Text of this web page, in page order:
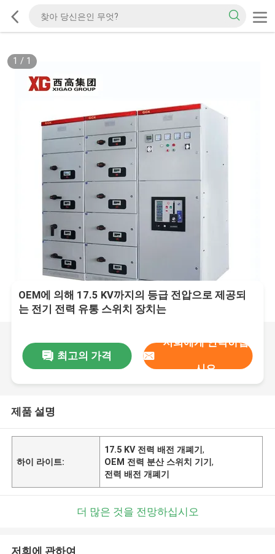
1 / 1
OEM에 의해 17.5 KV까지의 등급 전압으로 제공되
는 전기 전력 유통 스위치 장치는
최고의 가격
저희에게 연락하십
시오
제품 설명
하이 라이트:
17.5 KV 전력 배전 개폐기,
OEM 전력 분산 스위치 기기,
전력 배전 개폐기
더 많은 것을 전망하십시오
저희에 관하여